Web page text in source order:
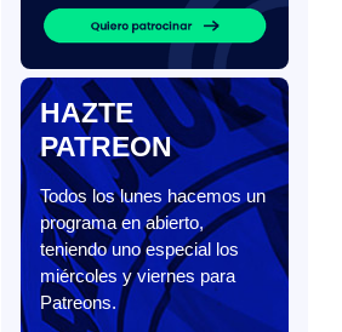
HAZTE
PATREON
Todos los lunes hacemos un
programa en abierto,
teniendo uno especial los
miércoles y viernes para
Patreons.